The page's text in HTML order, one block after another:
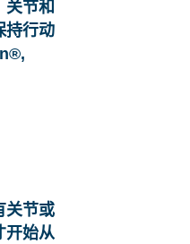
关节和
持行动
关节或
开始从